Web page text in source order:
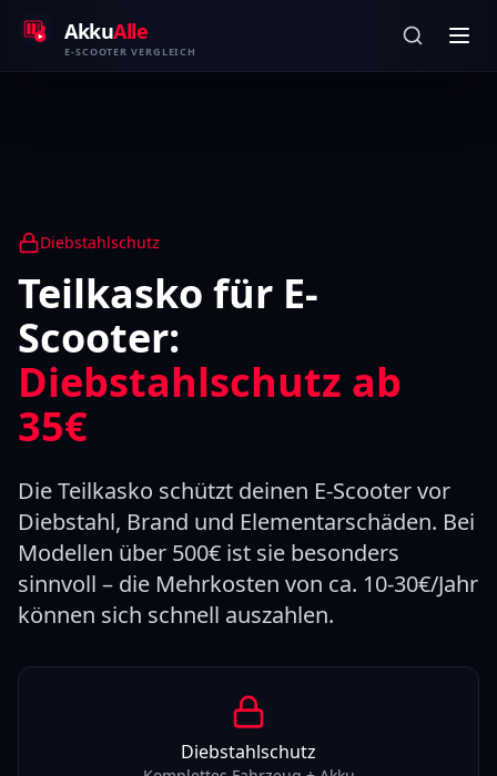
AkkuAlle
E-SCOOTER VERGLEICH
Diebstahlschutz
Teilkasko für E-
Scooter:
Diebstahlschutz ab
35€
Die Teilkasko schützt deinen E-Scooter vor
Diebstahl, Brand und Elementarschäden. Bei
Modellen über 500€ ist sie besonders
sinnvoll – die Mehrkosten von ca. 10-30€/Jahr
können sich schnell auszahlen.
Diebstahlschutz